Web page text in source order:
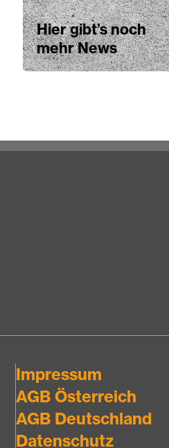
Hier gibt’s noch
mehr News
Impressum
AGB Österreich
AGB Deutschland
Datenschutz